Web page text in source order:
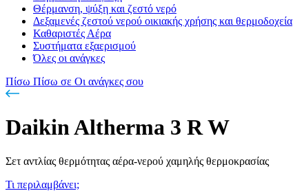
Θέρμανση, ψύξη και ζεστό νερό
Δεξαμενές ζεστού νερού οικιακής χρήσης και θερμοδοχεία
Καθαριστές Αέρα
Συστήματα εξαερισμού
Όλες οι ανάγκες
Πίσω Πίσω σε Οι ανάγκες σου
Daikin Altherma 3 R W
Σετ αντλίας θερμότητας αέρα-νερού χαμηλής θερμοκρασίας
Τι περιλαμβάνει;